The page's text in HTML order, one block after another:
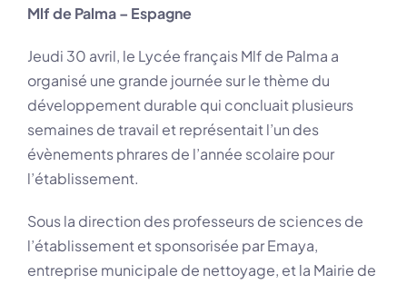
Mlf de Palma – Espagne
Jeudi 30 avril, le Lycée français Mlf de Palma a
organisé une grande journée sur le thème du
développement durable qui concluait plusieurs
semaines de travail et représentait l’un des
évènements phrares de l’année scolaire pour
l’établissement.
Sous la direction des professeurs de sciences de
l’établissement et sponsorisée par Emaya,
entreprise municipale de nettoyage, et la Mairie de